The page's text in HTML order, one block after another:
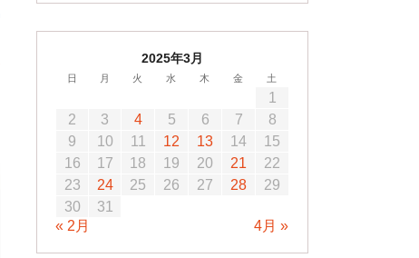
2025年3月
日 月 火 水 木 金 土
1
2
3 4 5 6 7
8
9
10 11 12 13 14
15
16
17 18 19 20 21
22
23
24 25 26 27 28
29
30
31
« 2月
4月 »